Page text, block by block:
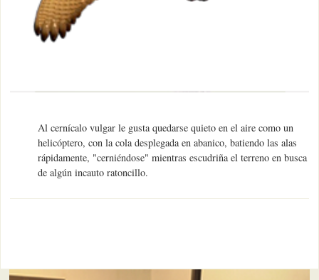
Al cernícalo vulgar le gusta quedarse quieto en el aire como un
helicóptero, con la cola desplegada en abanico, batiendo las alas
rápidamente, "cerniéndose" mientras escudriña el terreno en busca
de algún incauto ratoncillo.